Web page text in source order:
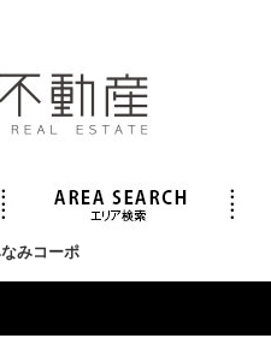
みコーポ